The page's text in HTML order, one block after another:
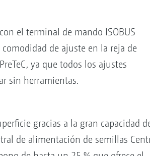
el terminal de mando ISOBUS
comodidad de ajuste en la reja de
ya que todos los ajustes
sin herramientas.
gracias a la gran capacidad
de alimentación de semillas